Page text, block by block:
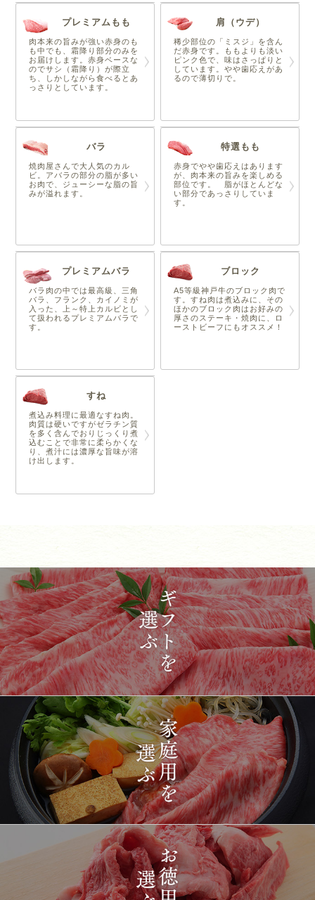
プレミアムもも
肉本来の旨みが強い赤身のも
も中でも、霜降り部分のみを
お届けします。赤身ベースな
のでサシ（霜降り）が際立
ち、しかしながら食べるとあ
っさりとしています。
肩（ウデ）
稀少部位の「ミスジ」を含ん
だ赤身です。ももよりも淡い
ピンク色で、味はさっぱりと
しています。やや歯応えがあ
るので薄切りで。
バラ
焼肉屋さんで大人気のカル
ビ。アバラの部分の脂が多い
お肉で、ジューシーな脂の旨
みが溢れます。
特選もも
赤身でやや歯応えはあります
が、肉本来の旨みを楽しめる
部位です。 脂がほとんどな
い部分であっさりしていま
す。
プレミアムバラ
バラ肉の中では最高級、三角
バラ、フランク、カイノミが
入った、上～特上カルビとし
て扱われるプレミアムバラで
す。
ブロック
A5等級神戸牛のブロック肉で
す。すね肉は煮込みに、その
ほかのブロック肉はお好みの
厚さのステーキ・焼肉に、ロ
ーストビーフにもオススメ！
すね
煮込み料理に最適なすね肉。
肉質は硬いですがゼラチン質
を多く含んでおりじっくり煮
込むことで非常に柔らかくな
り、煮汁には濃厚な旨味が溶
け出します。
2026-
03-15
17:26:00
長野県
[ギフト] A5等級神戸牛
プレミアム霜降りももす
きやき 200g~1kg